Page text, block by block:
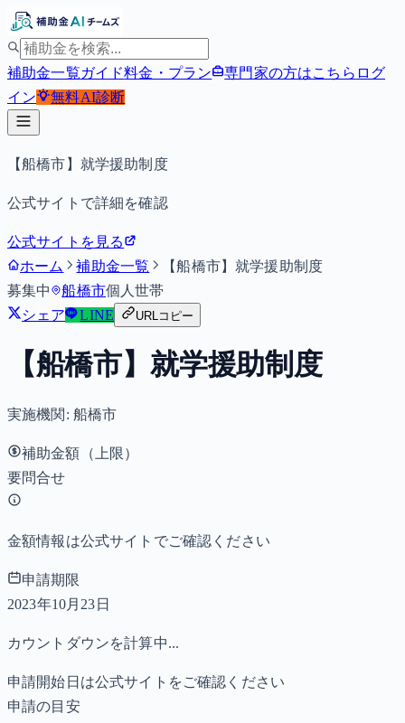
補助金一覧ガイド料金・プラン 専門家の方はこちら ログ
イン
無料AI診断
【船橋市】就学援助制度
公式サイトで詳細を確認
公式サイトを見る
ホーム
補助金一覧
【船橋市】就学援助制度
募集中
船橋市個人世帯
シェア
LINE URLコピー
【船橋市】就学援助制度
実施機関: 船橋市
補助金額（上限）
要問合せ
金額情報は公式サイトでご確認ください
申請期限
2023年10月23日
カウントダウンを計算中...
申請開始日は公式サイトをご確認ください
申請の目安